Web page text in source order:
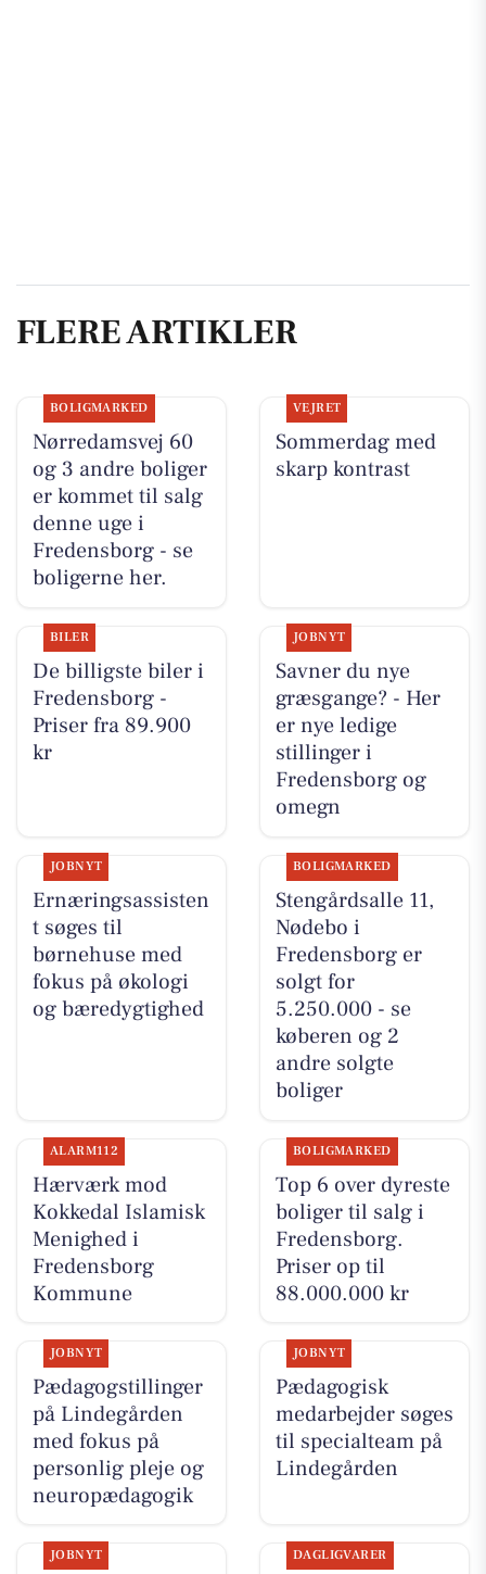
FLERE ARTIKLER
BOLIGMARKED
Nørredamsvej 60
og 3 andre boliger
er kommet til salg
denne uge i
Fredensborg - se
boligerne her.
VEJRET
Sommerdag med
skarp kontrast
BILER
De billigste biler i
Fredensborg -
Priser fra 89.900
kr
JOBNYT
Savner du nye
græsgange? - Her
er nye ledige
stillinger i
Fredensborg og
omegn
JOBNYT
Ernæringsassisten
t søges til
børnehuse med
fokus på økologi
og bæredygtighed
BOLIGMARKED
Stengårdsalle 11,
Nødebo i
Fredensborg er
solgt for
5.250.000 - se
køberen og 2
andre solgte
boliger
ALARM112
Hærværk mod
Kokkedal Islamisk
Menighed i
Fredensborg
Kommune
BOLIGMARKED
Top 6 over dyreste
boliger til salg i
Fredensborg.
Priser op til
88.000.000 kr
JOBNYT
Pædagogstillinger
på Lindegården
med fokus på
personlig pleje og
neuropædagogik
JOBNYT
Pædagogisk
medarbejder søges
til specialteam på
Lindegården
JOBNYT DAGLIGVARER